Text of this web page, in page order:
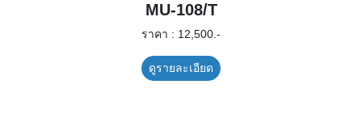
MU-108/T
ราคา : 12,500.-
ดูรายละเอียด